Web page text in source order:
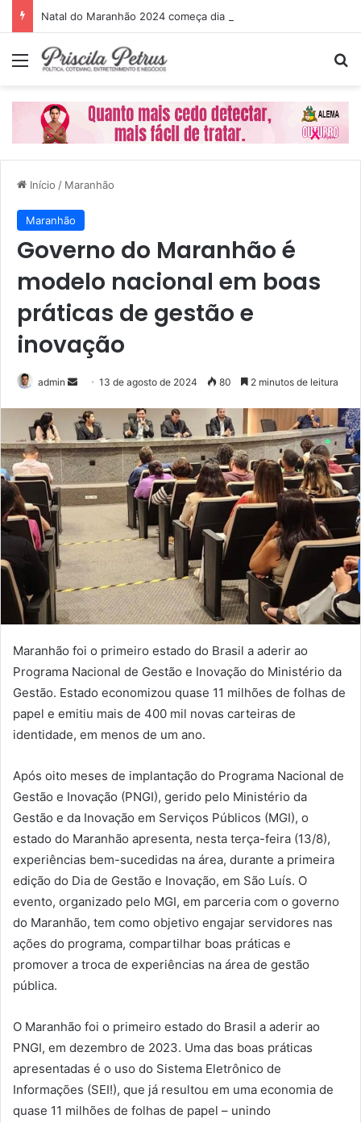
Natal do Maranhão 2024 começa dia 1º de dezembro
Menu
Início / Maranhão
Maranhão
Governo do Maranhão é
modelo nacional em boas
práticas de gestão e
inovação
admin
n
d
e
u
m
m
a
i
l
13 de agosto de 2024 80 2 minutos de leitura
Maranhão foi o primeiro estado do Brasil a aderir ao
Programa Nacional de Gestão e Inovação do Ministério da
Gestão. Estado economizou quase 11 milhões de folhas de
papel e emitiu mais de 400 mil novas carteiras de
identidade, em menos de um ano.
Após oito meses de implantação do Programa Nacional de
Gestão e Inovação (PNGI), gerido pelo Ministério da
Gestão e da Inovação em Serviços Públicos (MGI), o
estado do Maranhão apresenta, nesta terça-feira (13/8),
experiências bem-sucedidas na área, durante a primeira
edição do Dia de Gestão e Inovação, em São Luís. O
evento, organizado pelo MGI, em parceria com o governo
do Maranhão, tem como objetivo engajar servidores nas
ações do programa, compartilhar boas práticas e
promover a troca de experiências na área de gestão
pública.
O Maranhão foi o primeiro estado do Brasil a aderir ao
PNGI, em dezembro de 2023. Uma das boas práticas
apresentadas é o uso do Sistema Eletrônico de
Informações (SEI!), que já resultou em uma economia de
quase 11 milhões de folhas de papel – unindo